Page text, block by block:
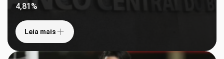
4,81%
Leia mais